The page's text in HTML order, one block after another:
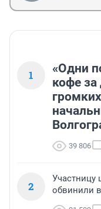
1
«Одни
кофе за
39 806
2
Участницу
обвинили